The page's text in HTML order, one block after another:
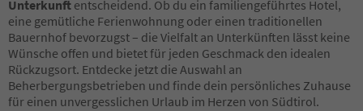
Unterkunft entscheidend. Ob du ein familiengeführtes Hotel,
eine gemütliche Ferienwohnung oder einen traditionellen
Bauernhof bevorzugst – die Vielfalt an Unterkünften lässt keine
Wünsche offen und bietet für jeden Geschmack den idealen
Rückzugsort. Entdecke jetzt die Auswahl an
Beherbergungsbetrieben und finde dein persönliches Zuhause
für einen unvergesslichen Urlaub im Herzen von Südtirol.